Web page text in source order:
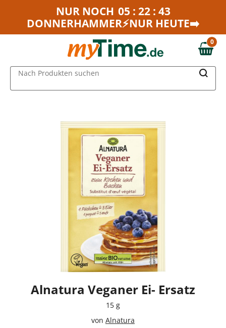
Zum Hauptinhalt springen
Zur Navigation springen
NUR NOCH 05 : 22 : 43
DONNERHAMMER⚡NUR HEUTE➡️
0,00 €
0
Nach Produkten suchen
Alnatura Veganer Ei- Ersatz
15 g
von Alnatura